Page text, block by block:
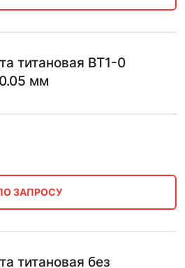
титановая ВТ1-0
мм
ЗАПРОСУ
титановая без